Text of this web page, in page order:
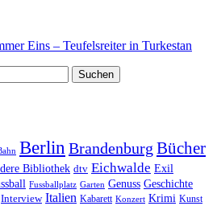
Eins – Teufelsreiter in Turkestan
Berlin Brandenburg Bücher
Bibliothek dtv Eichwalde Exil
Fussballplatz Garten Genuss Geschichte
Interview Italien Kabarett Konzert Krimi Kunst